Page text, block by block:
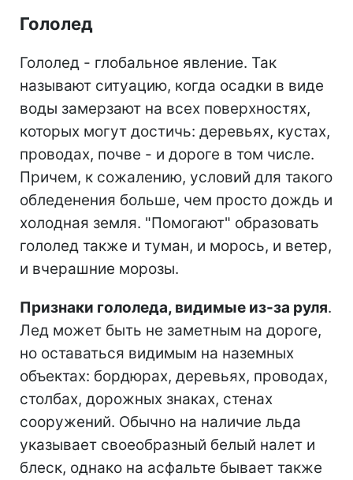
Гололед
Гололед - глобальное явление. Так
называют ситуацию, когда осадки в виде
воды замерзают на всех поверхностях,
которых могут достичь: деревьях, кустах,
проводах, почве - и дороге в том числе.
Причем, к сожалению, условий для такого
обледенения больше, чем просто дождь и
холодная земля. "Помогают" образовать
гололед также и туман, и морось, и ветер,
и вчерашние морозы.
Признаки гололеда, видимые из-за руля.
Лед может быть не заметным на дороге,
но оставаться видимым на наземных
объектах: бордюрах, деревьях, проводах,
столбах, дорожных знаках, стенах
сооружений. Обычно на наличие льда
указывает своеобразный белый налет и
блеск, однако на асфальте бывает также